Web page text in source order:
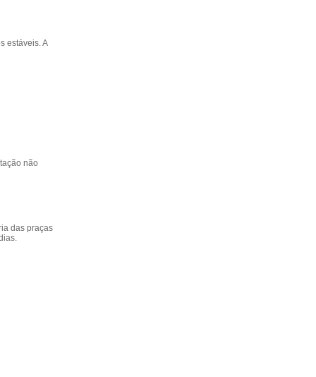
estáveis. A
não
das praças